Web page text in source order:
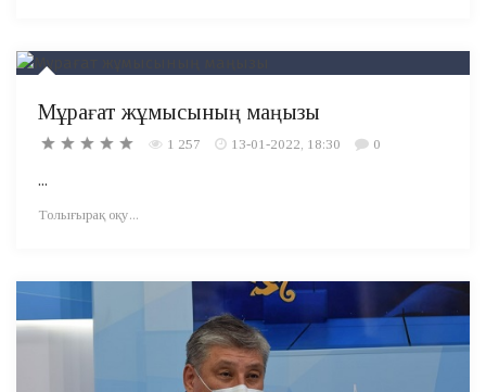
Мұрағат жұмысының маңызы
1 257 13-01-2022, 18:30 0
...
Толығырақ оқу...